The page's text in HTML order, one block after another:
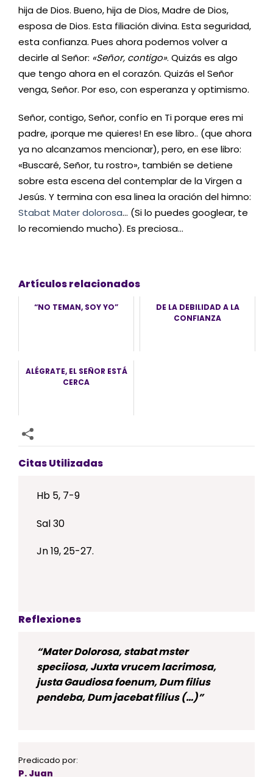
hija de Dios. Bueno, hija de Dios, Madre de Dios,
esposa de Dios. Esta filiación divina. Esta seguridad,
esta confianza. Pues ahora podemos volver a
decirle al Señor: «Señor, contigo». Quizás es algo
que tengo ahora en el corazón. Quizás el Señor
venga, Señor. Por eso, con esperanza y optimismo.
Señor, contigo, Señor, confío en Ti porque eres mi
padre, ¡porque me quieres! En ese libro.. (que ahora
ya no alcanzamos mencionar), pero, en ese libro:
«Buscaré, Señor, tu rostro», también se detiene
sobre esta escena del contemplar de la Virgen a
Jesús. Y termina con esa linea la oración del himno:
Stabat Mater dolorosa… (Si lo puedes googlear, te
lo recomiendo mucho). Es preciosa…
Artículos relacionados
“NO TEMAN, SOY YO”
DE LA DEBILIDAD A LA
CONFIANZA
ALÉGRATE, EL SEÑOR ESTÁ
CERCA
Citas Utilizadas
Hb 5, 7-9
Sal 30
Jn 19, 25-27.
Reflexiones
“Mater Dolorosa, stabat mster
speciiosa, Juxta vrucem lacrimosa,
justa Gaudiosa foenum, Dum filius
pendeba, Dum jacebat filius (…)”
Predicado por:
P. Juan